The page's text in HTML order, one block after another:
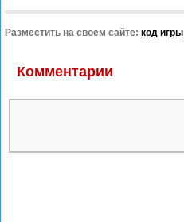
Разместить на своем сайте: код игры
Комментарии